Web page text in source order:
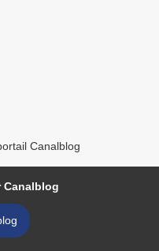
Canalblog
Canalblog